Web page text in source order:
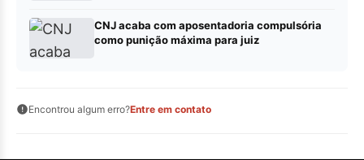
CNJ acaba com aposentadoria compulsória
como punição máxima para juiz
Encontrou algum erro?Entre em contato